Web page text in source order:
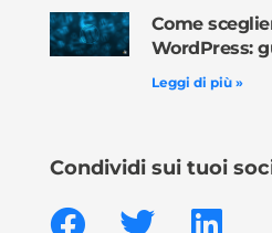
Come
WordPress:
Leggi di più »
Condividi sui tuoi